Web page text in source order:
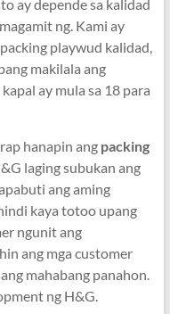
ay depende sa kalidad
ng. Kami ay
playwud kalidad,
makilala ang
ay mula sa 18 para
hanapin ang packing
laging subukan ang
ang aming
kaya totoo upang
ngunit ang
ang mga customer
mahabang panahon.
ng H&G.